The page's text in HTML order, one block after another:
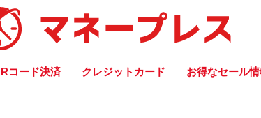
コード決済 クレジットカード お得なセール